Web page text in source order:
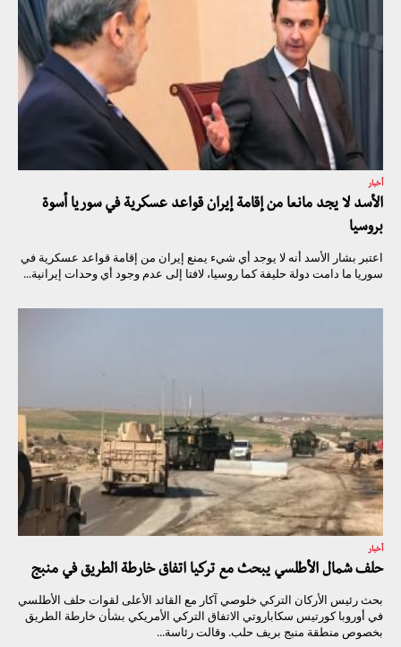
أخبار
الأسد لا يجد مانعا من إقامة إيران قواعد عسكرية في سوريا أسوة
بروسيا
اعتبر بشار الأسد أنه لا يوجد أي شيء يمنع إيران من إقامة قواعد عسكرية في
سوريا ما دامت دولة حليفة كما روسيا، لافتا إلى عدم وجود أي وحدات إيرانية...
أخبار
حلف شمال الأطلسي يبحث مع تركيا اتفاق خارطة الطريق في منبج
بحث رئيس الأركان التركي خلوصي آكار مع القائد الأعلى لقوات حلف الأطلسي
في أوروبا كورتيس سكاباروتي الاتفاق التركي الأمريكي بشأن خارطة الطريق
بخصوص منطقة منبج بريف حلب. وقالت رئاسة...